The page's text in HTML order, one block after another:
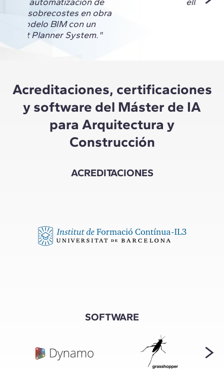
y sobrecostes en obra
un modelo BIM con un
y Last Planner System."
Acreditaciones, certificaciones
y software del Máster de IA
para Arquitectura y
Construcción
ACREDITACIONES
SOFTWARE